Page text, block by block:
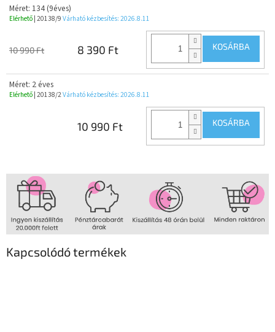
Kapcsolódó termékek
Méret: 134 (9éves)
Elérhető | 20138/9 Várható kézbesítés: 2026.8.11
10 990 Ft 8 390 Ft KOSÁRBA
Méret: 2 éves
Elérhető | 20138/2Várható kézbesítés: 2026.8.11
10 990 Ft KOSÁRBA